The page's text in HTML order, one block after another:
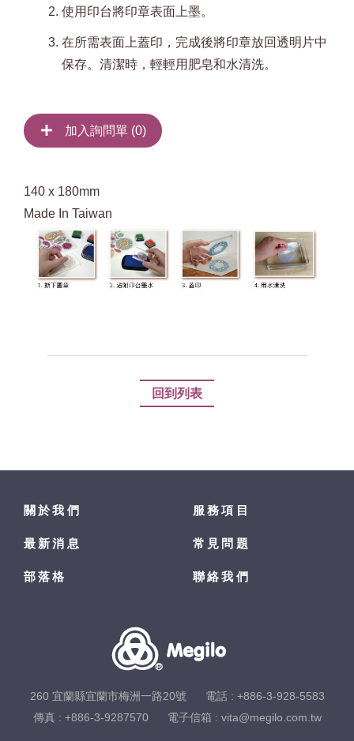
使用印台將印章表面上墨。
在所需表面上蓋印，完成後將印章放回透明片中
保存。清潔時，輕輕用肥皂和水清洗。
加入詢問單 (0)
140 x 180mm
Made In Taiwan
回到列表
關於我們 服務項目
最新消息 常見問題
部落格 聯絡我們
260 宜蘭縣宜蘭市梅洲一路20號 電話 : +886-3-928-5583
傳真 : +886-3-9287570
電子信箱 : vita@megilo.com.tw